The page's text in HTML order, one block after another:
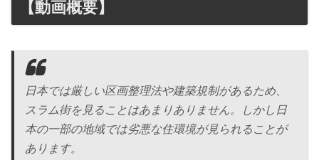
【動画概要】
日本では厳しい区画整理法や建築規制があるため、
スラム街を見ることはあまりありません。しかし日
本の一部の地域では劣悪な住環境が見られることが
あります。